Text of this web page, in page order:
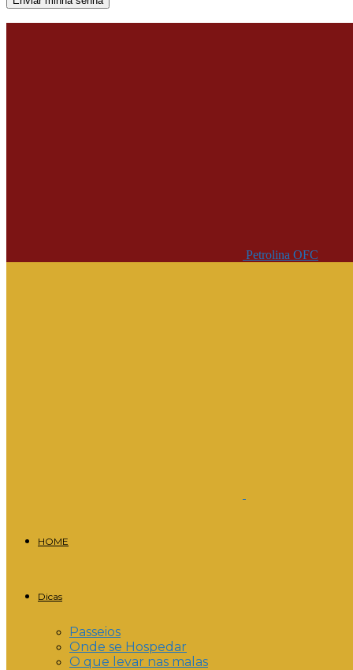
Petrolina OFC
HOME
Dicas
Passeios
Onde se Hospedar
O que levar nas malas